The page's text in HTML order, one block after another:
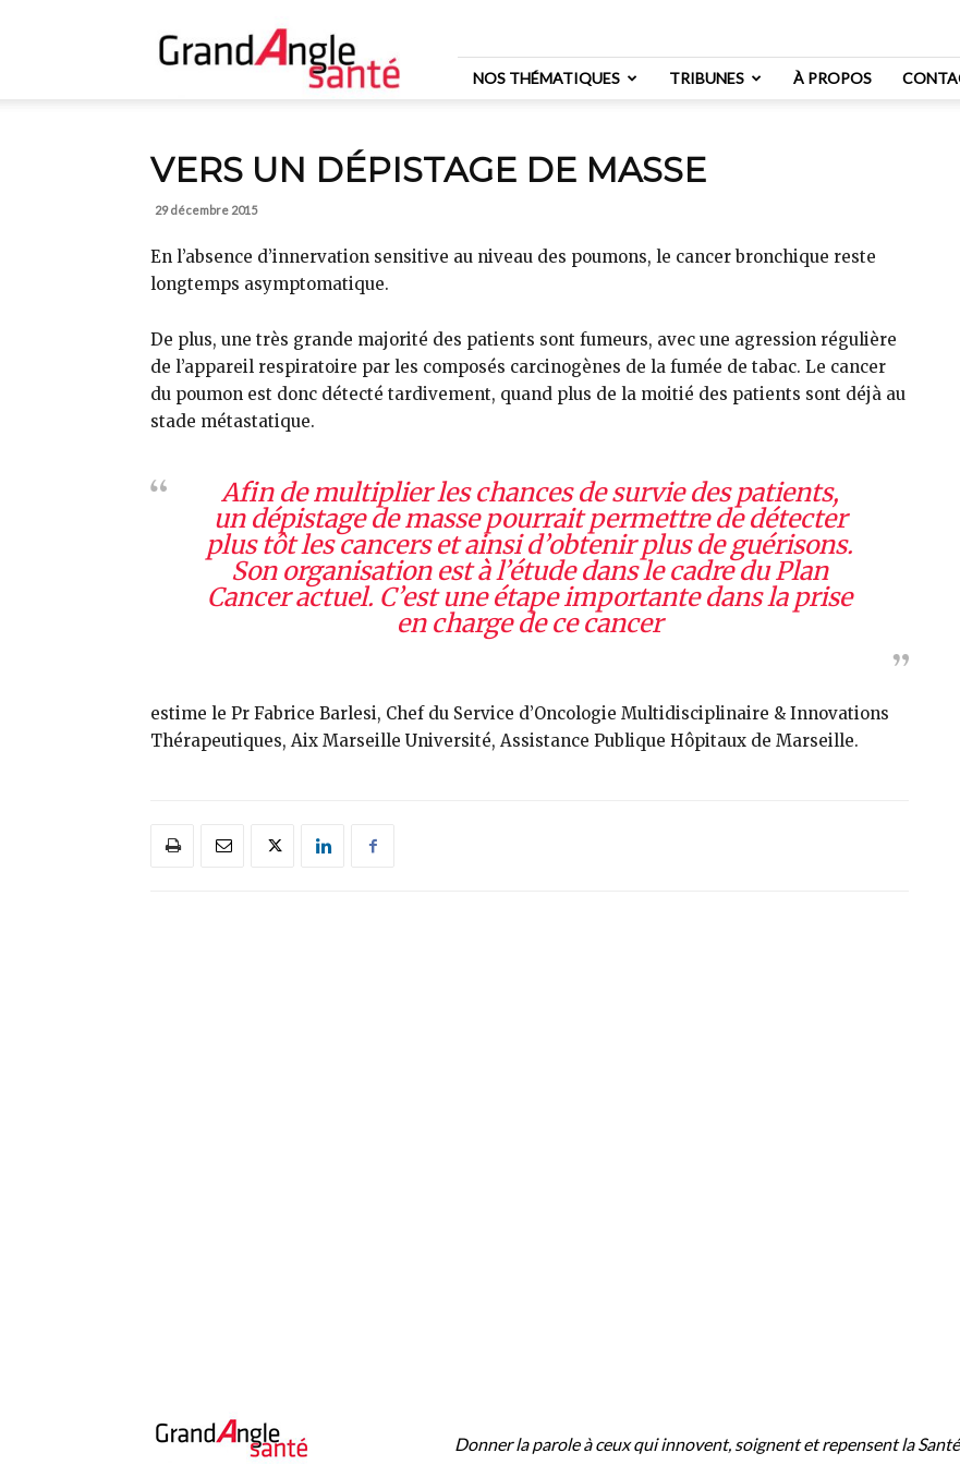
Angle
Santé
NOS THÉMATIQUES
TRIBUNES À PROPOS
VERS UN DÉPISTAGE DE MASSE
29 décembre 2015
En l’absence d’innervation sensitive au niveau des poumons, le cancer bronchique reste
longtemps asymptomatique.
De plus, une très grande majorité des patients sont fumeurs, avec une agression régulière
de l’appareil respiratoire par les composés carcinogènes de la fumée de tabac. Le cancer
du poumon est donc détecté tardivement, quand plus de la moitié des patients sont déjà au
stade métastatique.
Afin de multiplier les chances de survie des patients,
un dépistage de masse pourrait permettre de détecter
plus tôt les cancers et ainsi d’obtenir plus de guérisons.
Son organisation est à l’étude dans le cadre du Plan
Cancer actuel. C’est une étape importante dans la prise
en charge de ce cancer
estime le Pr Fabrice Barlesi, ‎Chef du Service d’Oncologie Multidisciplinaire & Innovations
Thérapeutiques, Aix Marseille Université, Assistance Publique Hôpitaux de Marseille.
Donner la parole à ceux qui innovent, soignent et repensent la